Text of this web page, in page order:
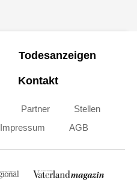
Todesanzeigen
Kontakt
Partner
Stellen
Impressum AGB